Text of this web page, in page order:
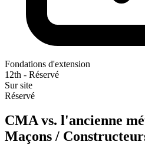
Fondations d'extension
12th - Réservé
Sur site
Réservé
CMA vs. l'ancienne
Maçons /